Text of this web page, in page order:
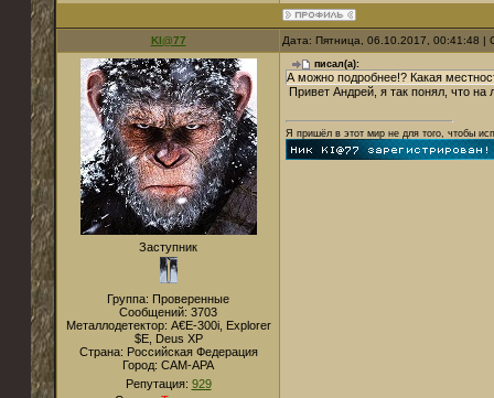
KI@77 Дата: Пятница, 06.10.2017, 00:41:48
Заступник
Группа: Проверенные
Сообщений: 3703
Металлодетектор: A€E-300i, Explorer
$E, Deus XP
Страна: Российская Федерация
Город: САМ-АРА
Репутация: 929
писал(а):
А можно подробнее!? Какая
Привет Андрей, я так понял, что на
Я пришёл в этот мир не для того, чтобы